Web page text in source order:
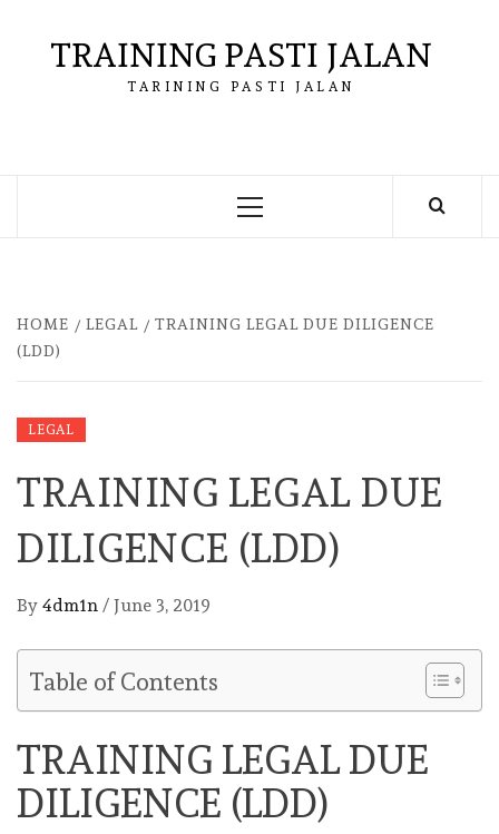
contentTRAINING PASTI JALAN
TARINING PASTI JALAN
Primary
HOME LEGAL
TRAINING LEGAL DUE DILIGENCE
(LDD)
LEGAL
TRAINING LEGAL DUE
DILIGENCE (LDD)
By 4dm1n / June 3, 2019
Table of Contents
TRAINING LEGAL DUE
DILIGENCE (LDD)